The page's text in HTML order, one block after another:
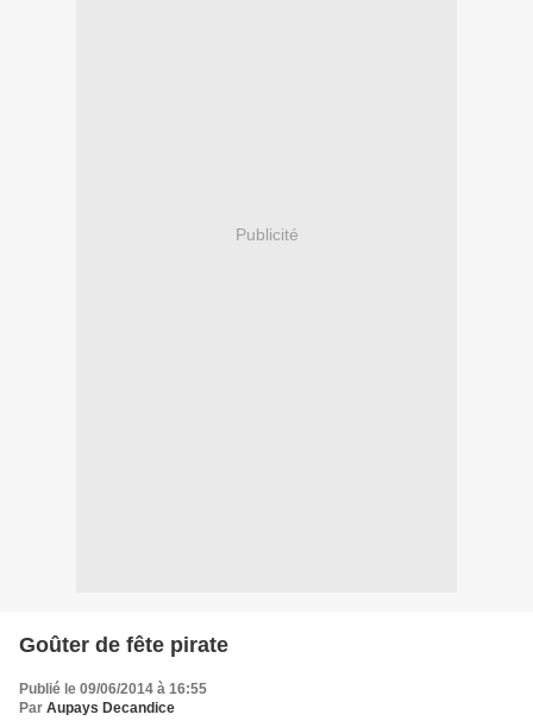
Publicité
Goûter de fête pirate
Publié le 09/06/2014 à 16:55
Par Aupays Decandice